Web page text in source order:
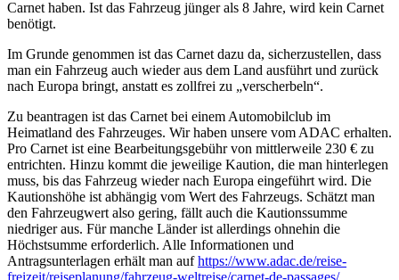
Carnet haben. Ist das Fahrzeug jünger als 8 Jahre, wird kein Carnet
benötigt.
Im Grunde genommen ist das Carnet dazu da, sicherzustellen, dass
man ein Fahrzeug auch wieder aus dem Land ausführt und zurück
nach Europa bringt, anstatt es zollfrei zu „verscherbeln“.
Zu beantragen ist das Carnet bei einem Automobilclub im
Heimatland des Fahrzeuges. Wir haben unsere vom ADAC erhalten.
Pro Carnet ist eine Bearbeitungsgebühr von mittlerweile 230 € zu
entrichten. Hinzu kommt die jeweilige Kaution, die man hinterlegen
muss, bis das Fahrzeug wieder nach Europa eingeführt wird. Die
Kautionshöhe ist abhängig vom Wert des Fahrzeugs. Schätzt man
den Fahrzeugwert also gering, fällt auch die Kautionssumme
niedriger aus. Für manche Länder ist allerdings ohnehin die
Höchstsumme erforderlich. Alle Informationen und
Antragsunterlagen erhält man aufhttps://www.adac.de/reise-